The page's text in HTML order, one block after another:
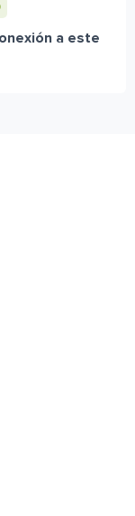
a este